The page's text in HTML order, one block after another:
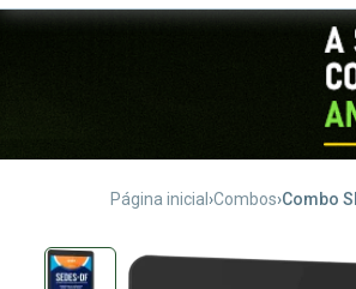
Página inicial Combos Combo